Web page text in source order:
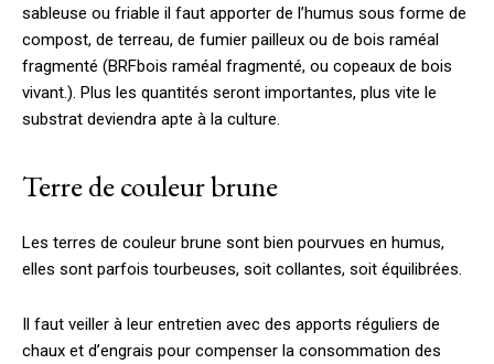
sableuse ou friable il faut apporter de l’humus sous forme de
compost, de terreau, de fumier pailleux ou de bois raméal
fragmenté (BRFbois raméal fragmenté, ou copeaux de bois
vivant.). Plus les quantités seront importantes, plus vite le
substrat deviendra apte à la culture.
Terre de couleur brune
Les terres de couleur brune sont bien pourvues en humus,
elles sont parfois tourbeuses, soit collantes, soit équilibrées.
Il faut veiller à leur entretien avec des apports réguliers de
chaux et d’engrais pour compenser la consommation des